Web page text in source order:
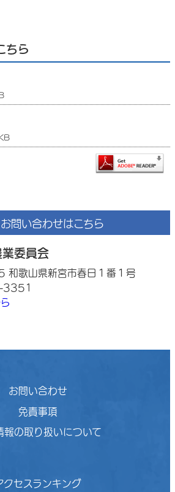
ちら
問い合わせはこちら
委員会
歌山県新宮市春日１番１号
3351
お問い合わせ
免責事項
報の取り扱いについて
クセスランキング